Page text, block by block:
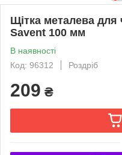
Щітка металева
Savent 100 мм
В наявності
Код: 96312
Роздріб
209 ₴